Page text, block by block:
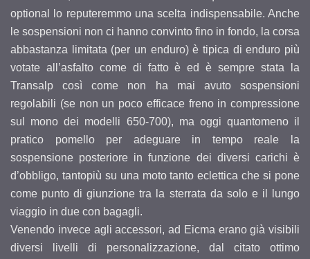
optional lo reputeremmo una scelta indispensabile. Anche
le sospensioni non ci hanno convinto fino in fondo, la corsa
abbastanza limitata (per un enduro) è tipica di enduro più
votate all’asfalto come di fatto è ed è sempre stata la
Transalp così come non ha mai avuto sospensioni
regolabili (se non un poco efficace freno in compressione
sul mono dei modelli 650-700), ma oggi quantomeno il
pratico pomello per adeguare in tempo reale la
sospensione posteriore in funzione dei diversi carichi è
d’obbligo, tantopiù su una moto tanto eclettica che si pone
come punto di giunzione tra la sterrata da solo e il lungo
viaggio in due con bagagli.
Venendo invece agli accessori, ad Eicma erano già visibili
diversi livelli di personalizzazione, dal citato ottimo